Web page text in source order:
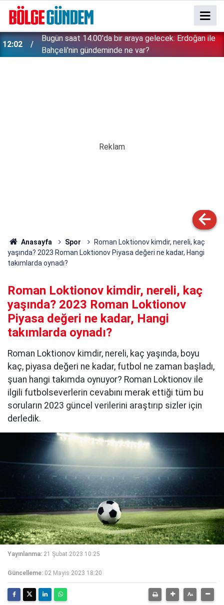
12:02
Bugün saat 14.00'da bir araya gelecek: Erdoğan ile
Bahçeli'nin gündeminde ne var?
Anasayfa Spor
Roman Loktionov kimdir, nereli, kaç
yaşında? 2023 Roman Loktionov Piyasa değeri ne kadar, Hangi
takımlarda oynadı?
Roman Loktionov kimdir, nereli, kaç
yaşında? 2023 Roman Loktionov
Piyasa değeri ne kadar, Hangi
takımlarda oynadı?
Roman Loktionov kimdir, nereli, kaç yaşında, boyu
kaç, piyasa değeri ne kadar, futbol ne zaman başladı,
şuan hangi takımda oynuyor? Roman Loktionov ile
ilgili futbolseverlerin cevabını merak ettiği tüm bu
soruların 2023 güncel verilerini araştırıp sizler için
derledik.
Yayınlanma: 21 Şubat 2023 10:25
Güncelleme: 02 Mayıs 2023 18:20